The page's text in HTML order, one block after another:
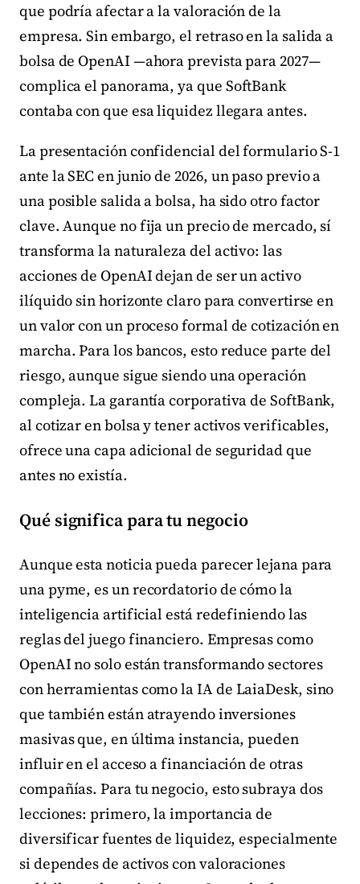
que podría afectar a la valoración de la
empresa. Sin embargo, el retraso en la salida a
bolsa de OpenAI —ahora prevista para 2027—
complica el panorama, ya que SoftBank
contaba con que esa liquidez llegara antes.
La presentación confidencial del formulario S-1
ante la SEC en junio de 2026, un paso previo a
una posible salida a bolsa, ha sido otro factor
clave. Aunque no fija un precio de mercado, sí
transforma la naturaleza del activo: las
acciones de OpenAI dejan de ser un activo
ilíquido sin horizonte claro para convertirse en
un valor con un proceso formal de cotización en
marcha. Para los bancos, esto reduce parte del
riesgo, aunque sigue siendo una operación
compleja. La garantía corporativa de SoftBank,
al cotizar en bolsa y tener activos verificables,
ofrece una capa adicional de seguridad que
antes no existía.
Qué significa para tu negocio
Aunque esta noticia pueda parecer lejana para
una pyme, es un recordatorio de cómo la
inteligencia artificial está redefiniendo las
reglas del juego financiero. Empresas como
OpenAI no solo están transformando sectores
con herramientas como la IA de LaiaDesk, sino
que también están atrayendo inversiones
masivas que, en última instancia, pueden
influir en el acceso a financiación de otras
compañías. Para tu negocio, esto subraya dos
lecciones: primero, la importancia de
diversificar fuentes de liquidez, especialmente
si dependes de activos con valoraciones